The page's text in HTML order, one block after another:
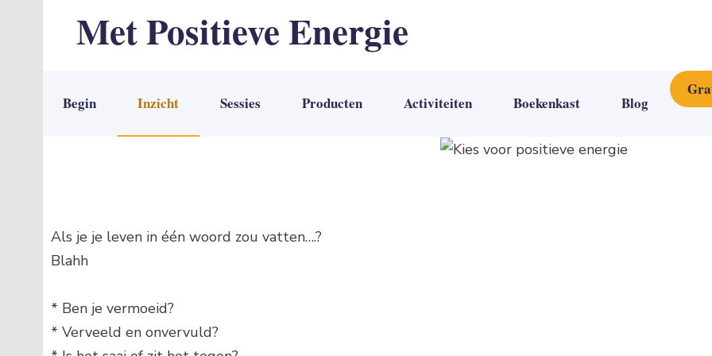
Met Positieve Energie
Begin Inzicht Sessies Producten Activiteiten Boekenkast Blog
Als je je leven in één woord zou vatten….?
Blahh
* Ben je vermoeid?
* Verveeld en onvervuld?